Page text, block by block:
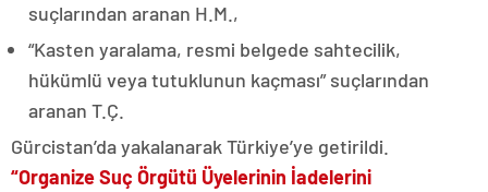
suçlarından aranan H.M.,
“Kasten yaralama, resmi belgede sahtecilik,
hükümlü veya tutuklunun kaçması” suçlarından
aranan T.Ç.
Gürcistan’da yakalanarak Türkiye’ye getirildi.
“Organize Suç Örgütü Üyelerinin İadelerini